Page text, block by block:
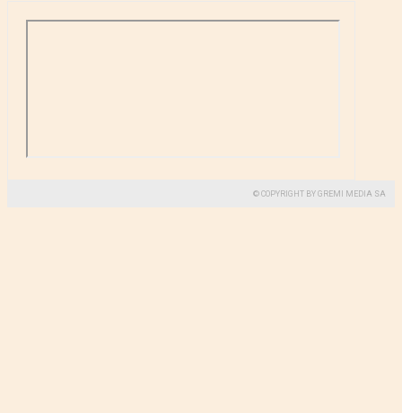
© COPYRIGHT BY GREMI MEDIA SA